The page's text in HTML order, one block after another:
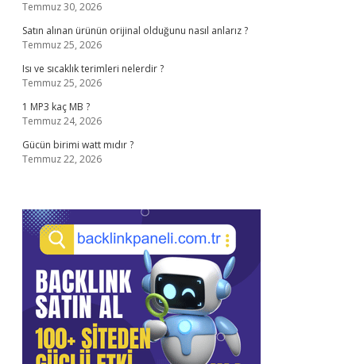
Temmuz 30, 2026
Satın alınan ürünün orijinal olduğunu nasıl anlarız ?
Temmuz 25, 2026
Isı ve sıcaklık terimleri nelerdir ?
Temmuz 25, 2026
1 MP3 kaç MB ?
Temmuz 24, 2026
Gücün birimi watt mıdır ?
Temmuz 22, 2026